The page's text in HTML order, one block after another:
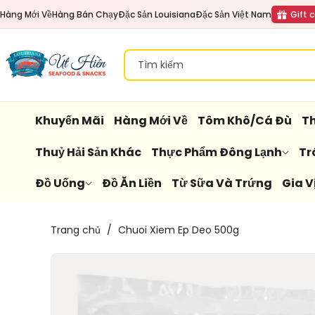
Đến Nội
Dung
Hàng Mới VềHàng Bán ChạyĐặc Sản LouisianaĐặc Sản Việt Nam Gift
Tìm kiếm
Khuyến Mãi Hàng Mới Về Tôm Khô/Cá Đù
Thuỷ Hải Sản Khác
Thực Phẩm Đông Lạnh
Đồ Uống
Đồ Ăn Liền Từ Sữa Và Trứng Gia
Trang chủ / Chuoi Xiem Ep Deo 500g
Chuyển